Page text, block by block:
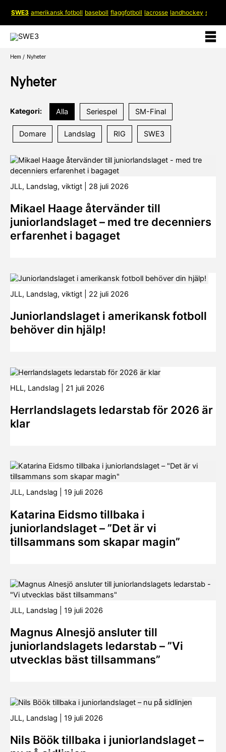
innehåll
SWE3 amerikansk fotboll baseboll flaggfotboll lacrosse landhockey softboll
Hem Nyheter
Nyheter
Kategori: Alla Seriespel SM-Final
Domare Landslag RIG SWE3
JLL, Landslag, viktigt 28 juli 2026
Mikael Haage återvänder till
juniorlandslaget – med tre decenniers
erfarenhet i bagaget
JLL, Landslag, viktigt 22 juli 2026
Juniorlandslaget i amerikansk fotboll
behöver din hjälp!
HLL, Landslag 21 juli 2026
Herrlandslagets ledarstab för 2026 är
klar
JLL, Landslag 19 juli 2026
Katarina Eidsmo tillbaka i
juniorlandslaget – ”Det är vi
tillsammans som skapar magin”
JLL, Landslag 19 juli 2026
Magnus Alnesjö ansluter till
juniorlandslagets ledarstab – ”Vi
utvecklas bäst tillsammans”
JLL, Landslag 19 juli 2026
Nils Böök tillbaka i juniorlandslaget –